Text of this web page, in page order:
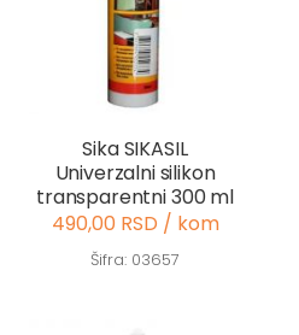
Sika SIKASIL
Univerzalni silikon
transparentni 300 ml
490,00 RSD / kom
Šifra: 03657